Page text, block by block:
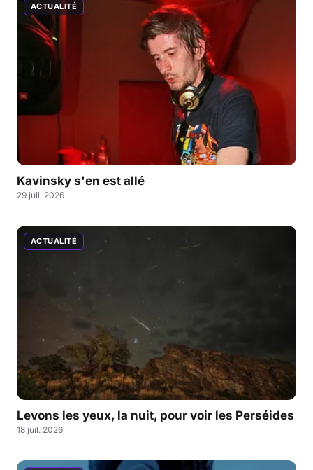
ACTUALITÉ
Kavinsky s'en est allé
29 juil. 2026
ACTUALITÉ
Levons les yeux, la nuit, pour voir les Perséides
18 juil. 2026